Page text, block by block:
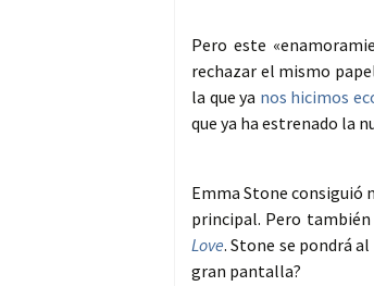
Pero este
rechazar el mismo
la que ya nos hicimos
que ya ha estrenado la
Emma Stone consiguió
principal. Pero
Love. Stone se pondrá
gran pantalla?